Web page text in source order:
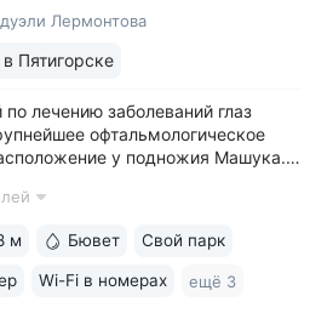
Лермонтова
в Пятигорске
лечению заболеваний глаз
офтальмологическое
у подножия Машука.
терренкура вокруг Машука.
м Бювет Свой парк
Wi-Fi в номерах ещё 3